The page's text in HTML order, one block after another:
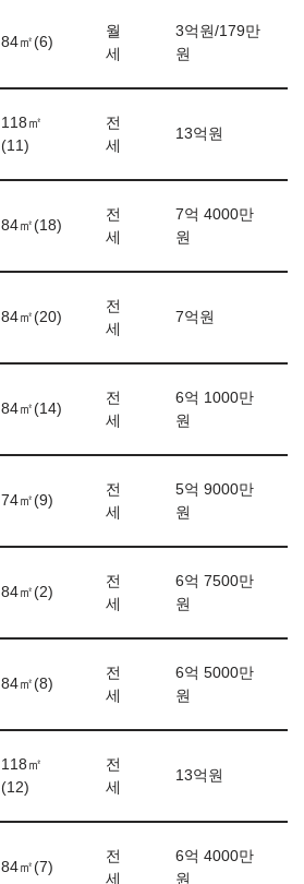
84㎡(6)
월
세
3억원/179만
원
118㎡
(11)
전
세
13억원
84㎡(18)
전
세
7억 4000만
원
84㎡(20)
전
세
7억원
84㎡(14)
전
세
6억 1000만
원
74㎡(9)
전
세
5억 9000만
원
84㎡(2)
전
세
6억 7500만
원
84㎡(8)
전
세
6억 5000만
원
118㎡
(12)
전
세
13억원
84㎡(7)
전
세
6억 4000만
원